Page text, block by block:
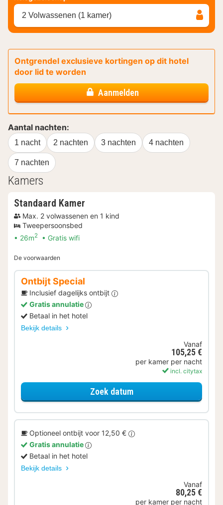
2 Volwassenen (1 kamer)
Ontgrendel exclusieve kortingen op dit hotel
door lid te worden
Aanmelden
Aantal nachten:
1 nacht 2 nachten 3 nachten 4 nachten
7 nachten
Kamers
Standaard Kamer
Max. 2 volwassenen en 1 kind
Tweepersoonsbed
26m2 Gratis wifi
De voorwaarden
Ontbijt Special
Inclusief dagelijks ontbijt
Gratis annulatie
Betaal in het hotel
Bekijk details
Vanaf
105,25 €
per kamer per nacht
incl. citytax
Zoek datumvoor Ontbijt Special
Optioneel ontbijt voor 12,50 €
Gratis annulatie
Betaal in het hotel
Bekijk details
Vanaf
80,25 €
per kamer per nacht